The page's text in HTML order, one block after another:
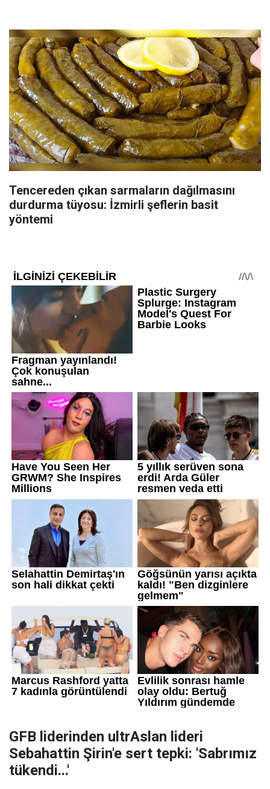
Tencereden çıkan sarmaların dağılmasını
durdurma tüyosu: İzmirli şeflerin basit
yöntemi
GFB liderinden ultrAslan lideri
Sebahattin Şirin'e sert tepki: 'Sabrımız
tükendi...'